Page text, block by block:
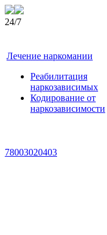
24/7
Лечение наркомании
Реабилитация
наркозависимых
Кодирование от
наркозависимости
78003020403